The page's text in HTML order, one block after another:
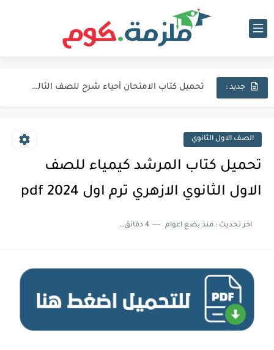
جديد : تحميل كتاب الامتحان أحياء شرح للصف الثالث الثانوي 2027 pdf
اجابات كتاب المعاصر انجليزي للصف الثالث الثانوى 2025 pdf الترم...
تحميل كتاب الايزو مراجعة نهائية فى الكيمياء بالاجابات للصف الثالث...
الصف الاول الثانوي
تحميل كتاب المرشد كيمياء للصف
الاول الثانوي الازهري ترم اول 2024 pdf
اخر تحديث :منذ بضع اعوام 4 دقائق للقراءة